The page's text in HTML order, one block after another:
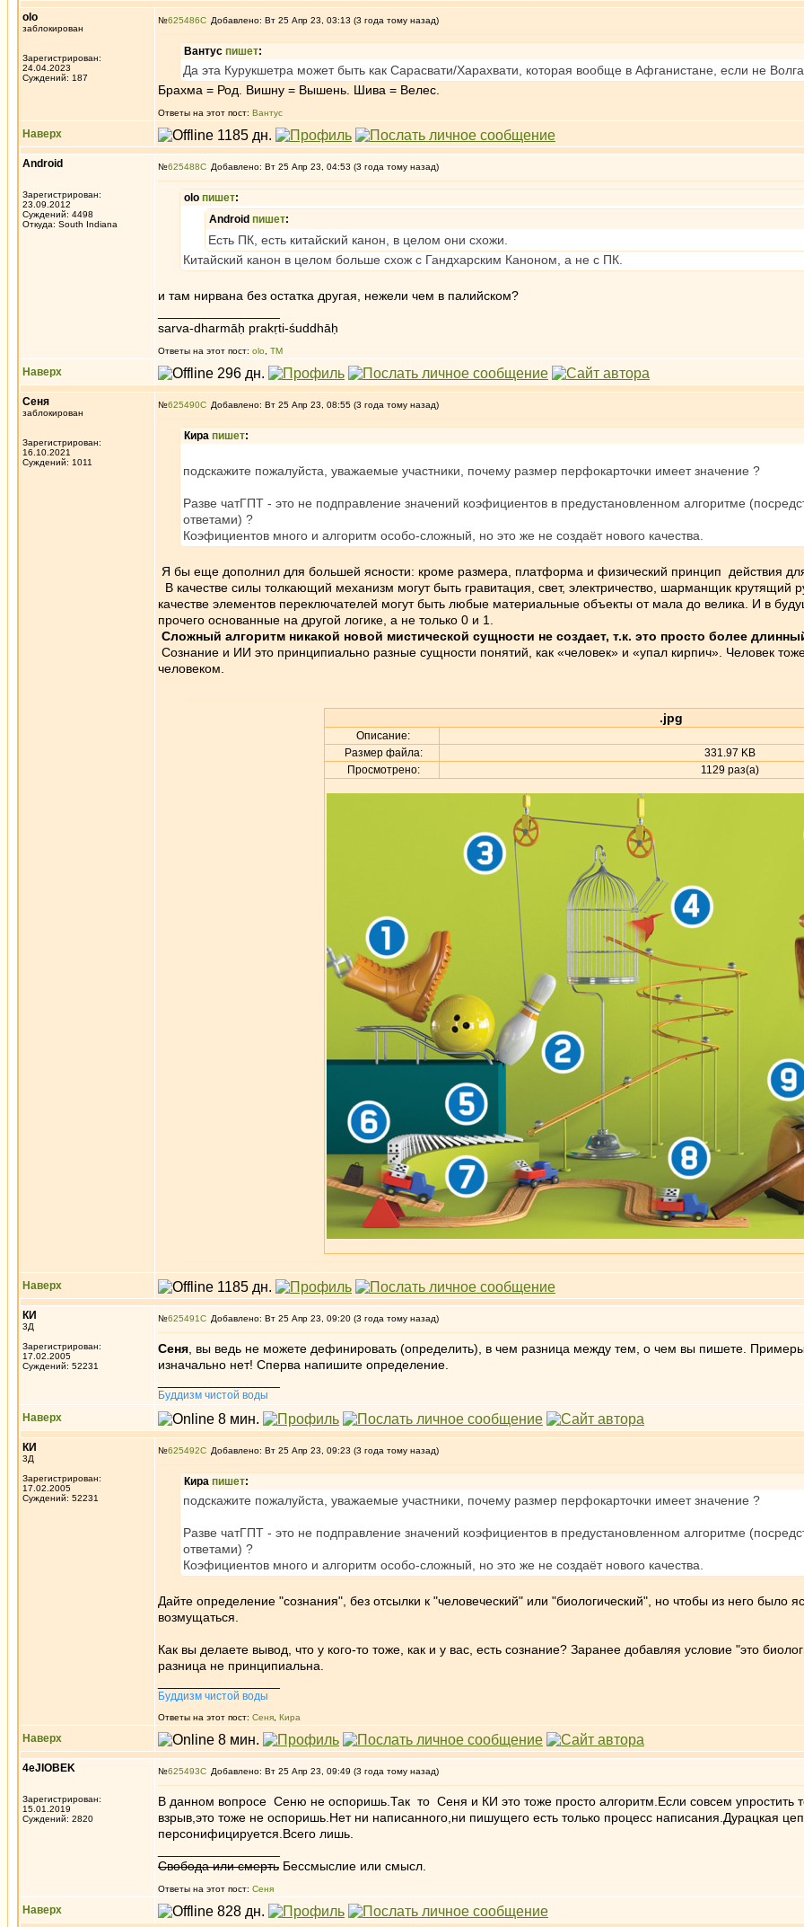
olo
заблокирован
Зарегистрирован:
24.04.2023
Суждений: 187
№625486 Добавлено: Вт 25 Апр 23, 03:13 (3 года тому назад)
Вантус пишет:
Да эта Курукшетра может быть как Сарасвати/Харахвати, которая вообще в Афганистане, если не
Брахма = Род. Вишну = Вышень. Шива = Велес.
Ответы на этот пост: Вантус
Наверх
Android
Зарегистрирован:
23.09.2012
Суждений: 4498
Откуда: South Indiana
№625488 Добавлено: Вт 25 Апр 23, 04:53 (3 года тому назад)
olo пишет:
Android пишет:
Есть ПК, есть китайский канон, в целом они схожи.
Китайский канон в целом больше схож с Гандхарским Каноном, а не с ПК.
и там нирвана без остатка другая, нежели чем в палийском?
sarva-dharmāḥ prakṛti-śuddhāḥ
Ответы на этот пост: olo ТМ
Наверх
Сеня
заблокирован
Зарегистрирован:
16.10.2021
Суждений: 1011
№625490 Добавлено: Вт 25 Апр 23, 08:55 (3 года тому назад)
Кира пишет:
подскажите пожалуйста, уважаемые участники, почему размер перфокарточки имеет значение ?
Разве чатГПТ - это не подправление значений коэфициентов в предустановленном алгоритме
ответами) ?
Коэфициентов много и алгоритм особо-сложный, но это же не создаёт нового качества.
Я бы еще дополнил для большей ясности: кроме размера, платформа и физический принцип действия
В качестве силы толкающий механизм могут быть гравитация, свет, электричество, шарманщик
качестве элементов переключателей могут быть любые материальные объекты от мала до велика. И в
прочего основанные на другой логике, а не только 0 и 1.
Сложный алгоритм никакой новой мистической сущности не создает, т.к. это просто более
Сознание и ИИ это принципиально разные сущности понятий, как «человек» и «упал кирпич». Человек
человеком.
.jpg
Описание:
Размер файла:
331.97 KB
Просмотрено:
1129 раз(а)
Наверх
КИ
3Д
Зарегистрирован:
17.02.2005
Суждений: 52231
№625491 Добавлено: Вт 25 Апр 23, 09:20 (3 года тому назад)
Сеня , вы ведь не можете дефинировать (определить), в чем разница между тем, о чем вы пишете.
изначально нет! Сперва напишите определение.
Буддизм чистой воды
Наверх
КИ
3Д
Зарегистрирован:
17.02.2005
Суждений: 52231
№625492 Добавлено: Вт 25 Апр 23, 09:23 (3 года тому назад)
Кира пишет:
подскажите пожалуйста, уважаемые участники, почему размер перфокарточки имеет значение ?
Разве чатГПТ - это не подправление значений коэфициентов в предустановленном алгоритме
ответами) ?
Коэфициентов много и алгоритм особо-сложный, но это же не создаёт нового качества.
Дайте определение "сознания", без отсылки к "человеческий" или "биологический", но чтобы из него было
возмущаться.
Как вы делаете вывод, что у кого-то тоже, как и у вас, есть сознание? Заранее добавляя условие "это
разница не принципиальна.
Буддизм чистой воды
Ответы на этот пост: Сеня Кира
Наверх
4eJIOBEK
Зарегистрирован:
15.01.2019
Суждений: 2820
№625493 Добавлено: Вт 25 Апр 23, 09:49 (3 года тому назад)
В данном вопросе Сеню не оспоришь.Так то Сеня и КИ это тоже просто алгоритм.Если совсем упростить
взрыв,это тоже не оспоришь.Нет ни написанного,ни пишущего есть только процесс написания.Дурацкая
персонифицируется.Всего лишь.
Свобода или смерть Бессмыслие или смысл.
Ответы на этот пост: Сеня
Наверх